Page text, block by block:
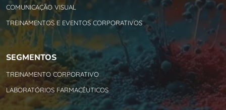
COMUNICAÇÃO VISUAL
TREINAMENTOS E EVENTOS CORPORATIVOS
SEGMENTOS
TREINAMENTO CORPORATIVO
LABORATÓRIOS FARMACÊUTICOS